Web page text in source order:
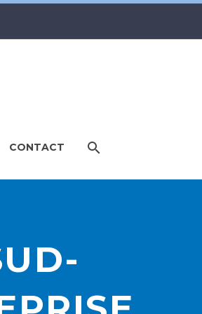
CONTACT